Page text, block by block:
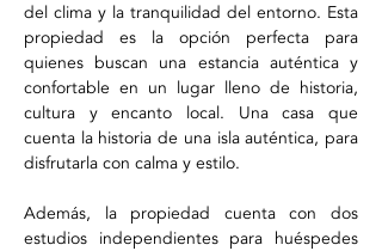
del clima y la tranquilidad del entorno. Esta
propiedad es la opción perfecta para
quienes buscan una estancia auténtica y
confortable en un lugar lleno de historia,
cultura y encanto local. Una casa que
cuenta la historia de una isla auténtica, para
disfrutarla con calma y estilo.
Además, la propiedad cuenta con dos
estudios independientes para huéspedes